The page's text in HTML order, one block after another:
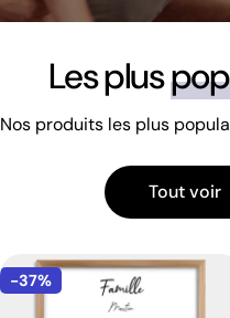
Les plus
Nos produits les plus
Tout voir
-37%